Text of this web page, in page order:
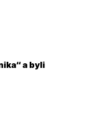
a byli